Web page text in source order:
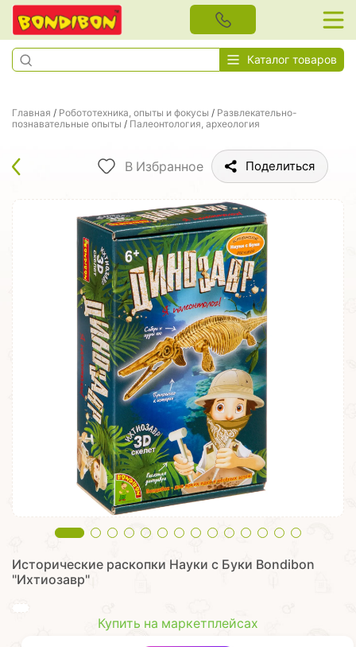
Каталог товаров
Главная / Робототехника, опыты и фокусы / Развлекательно-
познавательные опыты / Палеонтология, археология
В Избранное Поделиться
Исторические раскопки Науки с Буки Bondibon
"Ихтиозавр"
Купить на маркетплейсах